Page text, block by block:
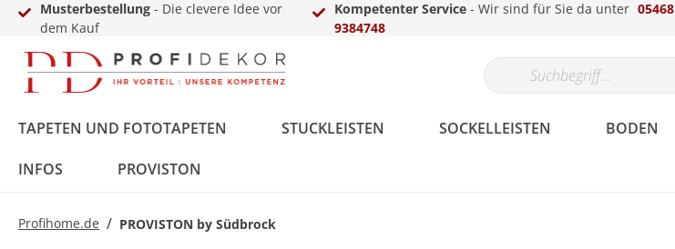
Musterbestellung - Die clevere Idee vor
dem Kauf
Kompetenter Service - Wir sind für Sie da unter 05468
9384748
TAPETEN UND FOTOTAPETEN STUCKLEISTEN SOCKELLEISTEN BODEN
INFOS PROVISTON
Profihome.de / PROVISTON by Südbrock